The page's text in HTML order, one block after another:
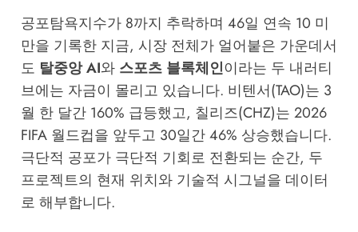
공포탐욕지수가 8까지 추락하며 46일 연속 10 미
만을 기록한 지금, 시장 전체가 얼어붙은 가운데서
도 탈중앙 AI와 스포츠 블록체인이라는 두 내러티
브에는 자금이 몰리고 있습니다. 비텐서(TAO)는 3
월 한 달간 160% 급등했고, 칠리즈(CHZ)는 2026
FIFA 월드컵을 앞두고 30일간 46% 상승했습니다.
극단적 공포가 극단적 기회로 전환되는 순간, 두
프로젝트의 현재 위치와 기술적 시그널을 데이터
로 해부합니다.